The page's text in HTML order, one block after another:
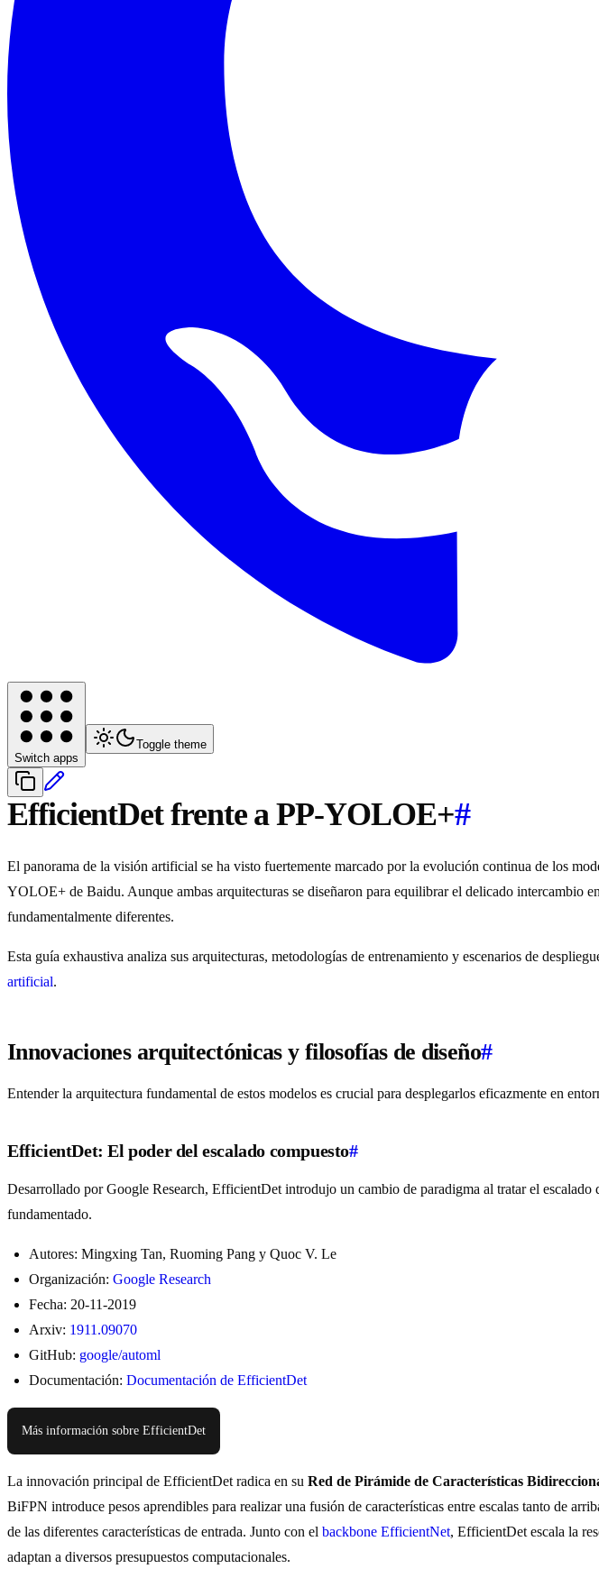
Switch apps
Toggle theme
EfficientDet frente a PP-YOLOE+#
El panorama de la visión artificial se ha visto fuertemente marcado por la evolución continua de los
YOLOE+ de Baidu. Aunque ambas arquitecturas se diseñaron para equilibrar el delicado intercambio
fundamentalmente diferentes.
Esta guía exhaustiva analiza sus arquitecturas, metodologías de entrenamiento y escenarios de
artificial.
Innovaciones arquitectónicas y filosofías de diseño#
Entender la arquitectura fundamental de estos modelos es crucial para desplegarlos eficazmente en
EfficientDet: El poder del escalado compuesto#
Desarrollado por Google Research, EfficientDet introdujo un cambio de paradigma al tratar el
fundamentado.
Autores: Mingxing Tan, Ruoming Pang y Quoc V. Le
Organización: Google Research
Fecha: 20-11-2019
Arxiv: 1911.09070
GitHub: google/automl
Documentación: Documentación de EfficientDet
Más información sobre EfficientDet
La innovación principal de EfficientDet radica en su Red de Pirámide de Características
BiFPN introduce pesos aprendibles para realizar una fusión de características entre escalas tanto de
de las diferentes características de entrada. Junto con el backbone EfficientNet, EfficientDet escala la
adaptan a diversos presupuestos computacionales.